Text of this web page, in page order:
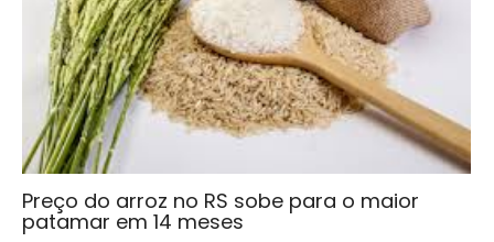
Preço do arroz no RS sobe para o maior
patamar em 14 meses